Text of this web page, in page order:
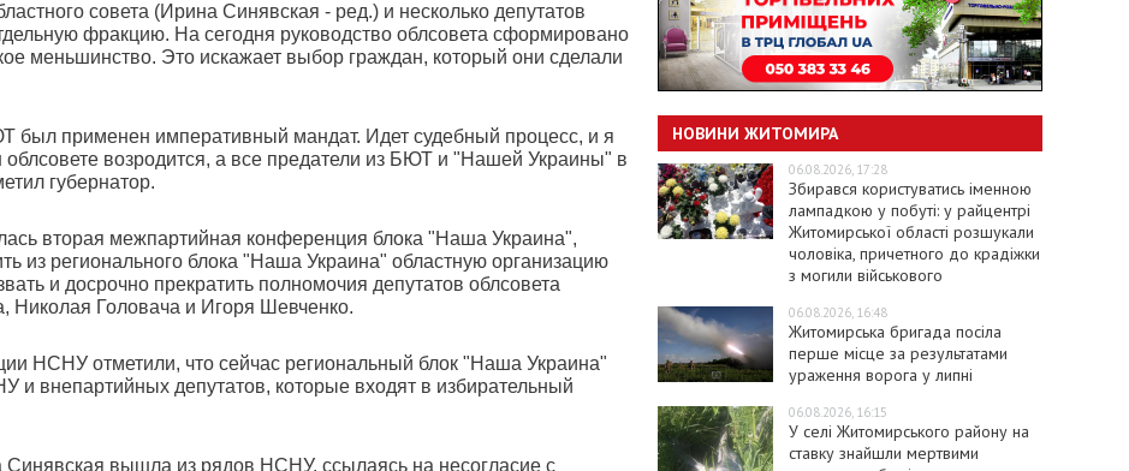
совета (Ирина Синявская - ред.) и несколько депутатов
фракцию. На сегодня руководство облсовета сформировано
меньшинство. Это искажает выбор граждан, который они сделали
был применен императивный мандат. Идет судебный процесс, и я
облсовете возродится, а все предатели из БЮТ и "Нашей Украины" в
губернатор.
вторая межпартийная конференция блока "Наша Украина",
из регионального блока "Наша Украина" областную организацию
и досрочно прекратить полномочия депутатов облсовета
Николая Головача и Игоря Шевченко.
НСНУ отметили, что сейчас региональный блок "Наша Украина"
и внепартийных депутатов, которые входят в избирательный
Синявская вышла из рядов НСНУ, ссылаясь на несогласие с
НОВИНИ ЖИТОМИРА
06.08.2026, 17:28
Збирався користуватись іменною
лампадкою у побуті: у райцентрі
Житомирської області розшукали
чоловіка, причетного до крадіжки
з могили військового
06.08.2026, 16:48
Житомирська бригада посіла
перше місце за результатами
ураження ворога у липні
06.08.2026, 16:15
У селі Житомирського району на
ставку знайшли мертвими